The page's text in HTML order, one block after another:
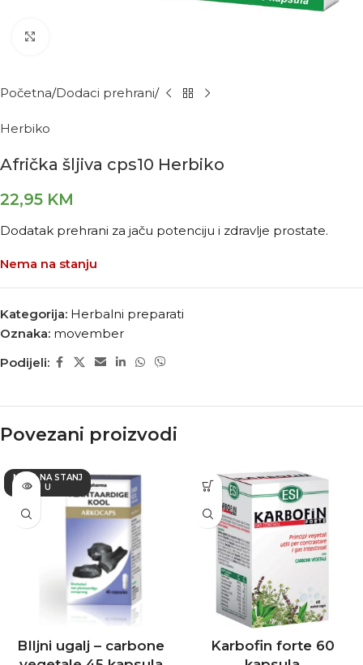
Početna Dodaci prehrani
Herbiko
Afrička šljiva cps10 Herbiko
22,95 KM
Dodatak prehrani za jaču potenciju i zdravlje prostate.
Nema na stanju
Kategorija: Herbalni preparati
Oznaka: movember
Podijeli:
Povezani proizvodi
NEMA NA STANJ
U
BIljni ugalj – carbone
Karbofin forte 60